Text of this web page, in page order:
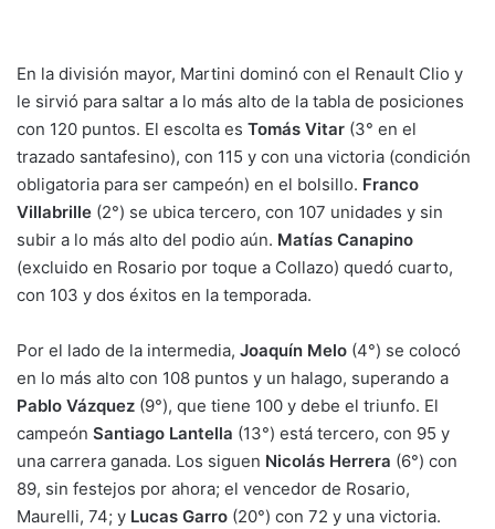
En la división mayor, Martini dominó con el Renault Clio y
le sirvió para saltar a lo más alto de la tabla de posiciones
con 120 puntos. El escolta es Tomás Vitar (3° en el
trazado santafesino), con 115 y con una victoria (condición
obligatoria para ser campeón) en el bolsillo. Franco
Villabrille (2°) se ubica tercero, con 107 unidades y sin
subir a lo más alto del podio aún. Matías Canapino
(excluido en Rosario por toque a Collazo) quedó cuarto,
con 103 y dos éxitos en la temporada.
Por el lado de la intermedia, Joaquín Melo (4°) se colocó
en lo más alto con 108 puntos y un halago, superando a
Pablo Vázquez (9°), que tiene 100 y debe el triunfo. El
campeón Santiago Lantella (13°) está tercero, con 95 y
una carrera ganada. Los siguen Nicolás Herrera (6°) con
89, sin festejos por ahora; el vencedor de Rosario,
Maurelli, 74; y Lucas Garro (20°) con 72 y una victoria.